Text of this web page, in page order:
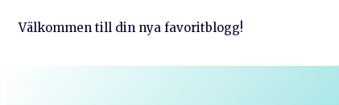
Välkommen till din nya favoritblogg!